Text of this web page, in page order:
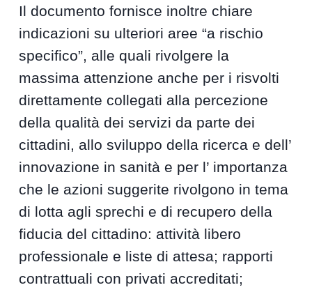
Il documento fornisce inoltre chiare
indicazioni su ulteriori aree “a rischio
specifico”, alle quali rivolgere la
massima attenzione anche per i risvolti
direttamente collegati alla percezione
della qualità dei servizi da parte dei
cittadini, allo sviluppo della ricerca e dell’
innovazione in sanità e per l’ importanza
che le azioni suggerite rivolgono in tema
di lotta agli sprechi e di recupero della
fiducia del cittadino: attività libero
professionale e liste di attesa; rapporti
contrattuali con privati accreditati;